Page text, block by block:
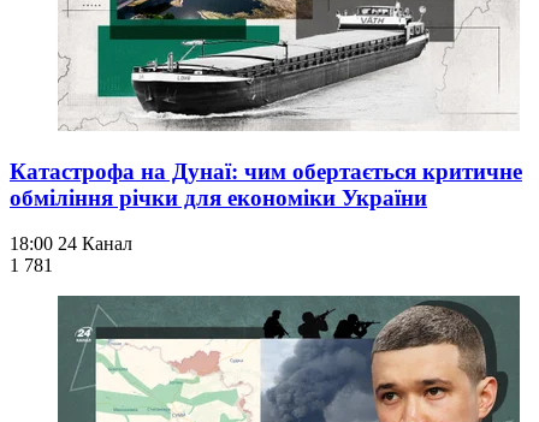
Катастрофа на Дунаї: чим обертається критичне
обміління річки для економіки України
18:00 24 Канал
1 781